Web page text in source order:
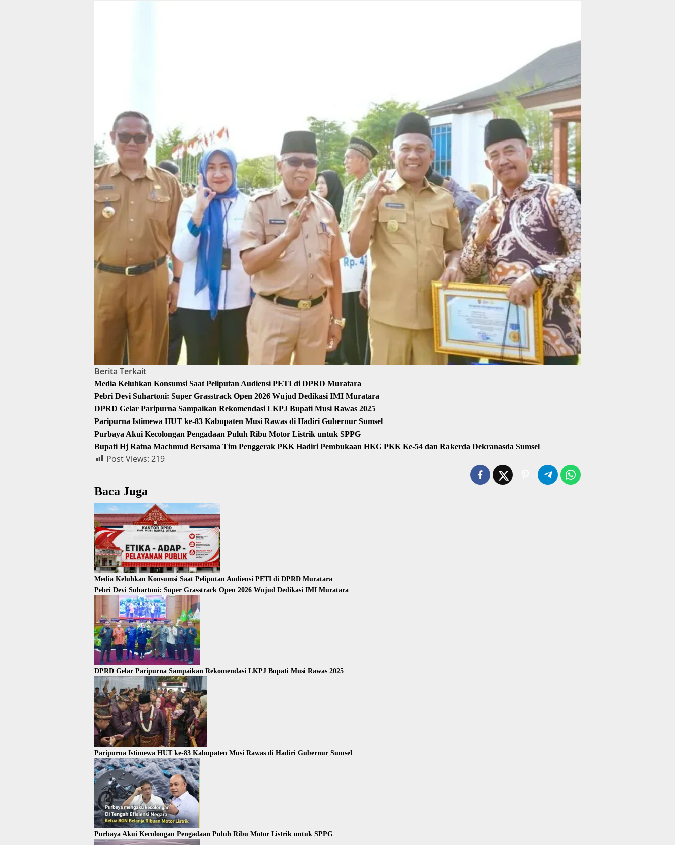
Berita Terkait
Media Keluhkan Konsumsi Saat Peliputan Audiensi PETI di DPRD Muratara
Pebri Devi Suhartoni: Super Grasstrack Open 2026 Wujud Dedikasi IMI Muratara
DPRD Gelar Paripurna Sampaikan Rekomendasi LKPJ Bupati Musi Rawas 2025
Paripurna Istimewa HUT ke-83 Kabupaten Musi Rawas di Hadiri Gubernur Sumsel
Purbaya Akui Kecolongan Pengadaan Puluh Ribu Motor Listrik untuk SPPG
Bupati Hj Ratna Machmud Bersama Tim Penggerak PKK Hadiri Pembukaan HKG PKK Ke-54 dan Rakerda Dekranasda Sumsel
Post Views: 219
Baca Juga
Media Keluhkan Konsumsi Saat Peliputan Audiensi PETI di DPRD Muratara
Pebri Devi Suhartoni: Super Grasstrack Open 2026 Wujud Dedikasi IMI Muratara
DPRD Gelar Paripurna Sampaikan Rekomendasi LKPJ Bupati Musi Rawas 2025
Paripurna Istimewa HUT ke-83 Kabupaten Musi Rawas di Hadiri Gubernur Sumsel
Purbaya Akui Kecolongan Pengadaan Puluh Ribu Motor Listrik untuk SPPG